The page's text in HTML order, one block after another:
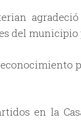
del
en la